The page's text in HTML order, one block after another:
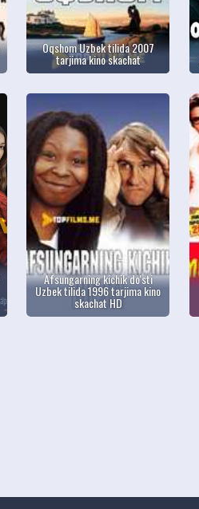
Oqshom Uzbek tilida 2007
tarjima kino skachat
Afsungarning kichik do'sti
Uzbek tilida 1996 tarjima kino
skachat HD